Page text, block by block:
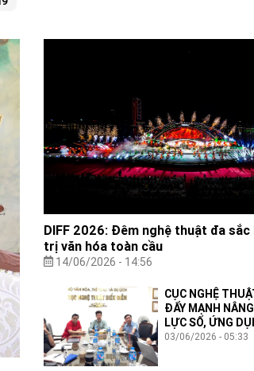
DIFF 2026: Đêm nghệ thuật đa
trị văn hóa toàn cầu
14/06/2026 - 14:56
CỤC NGHỆ
ĐẨY MẠNH
LỰC SỐ, ỨNG
THỰC THI CÔNG
03/06/2026 - 05:33